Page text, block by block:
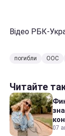
Відео РБК-
погибли ООС
Читайте
07